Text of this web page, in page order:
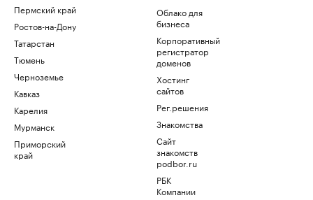
Пермский край
Ростов-на-Дону
Татарстан
Тюмень
Черноземье
Кавказ
Карелия
Мурманск
Приморский
край
Облако для
бизнеса
Корпоративный
регистратор
доменов
Хостинг
сайтов
Рег.решения
Знакомства
Сайт
знакомств
podbor.ru
РБК
Компании